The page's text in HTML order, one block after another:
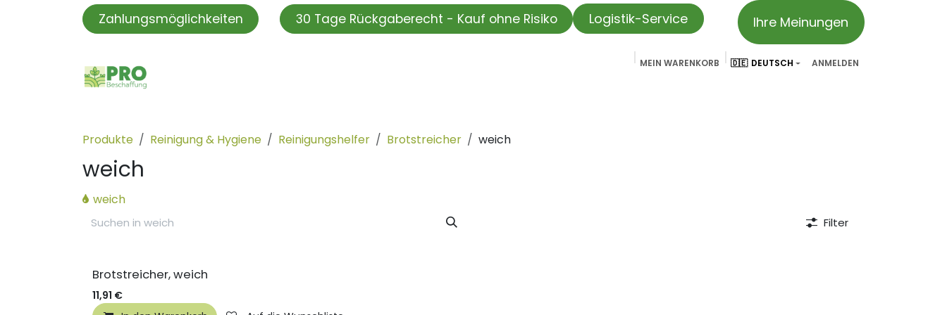
Zum Inhalt springen
Zahlungsmöglichkeiten 30 Tage Rückgaberecht - Kauf ohne Risiko Logistik-Service Ihre Meinungen
MEIN WARENKORB 🇩🇪 DEUTSCH ANMELDEN
Produkte Reinigung & Hygiene Reinigungshelfer Brotstreicher weich
weich
weich
Filter
Brotstreicher, weich
11,91 €